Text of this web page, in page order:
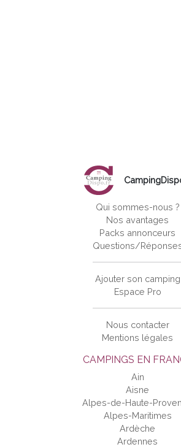
CAMPINGS EN
Ain
Aisne
Alpes-de-Haute-
Alpes-Maritimes
Ardèche
Ardennes
Qui sommes-nous ?
Nos avantages
Packs annonceurs
Questions/
Ajouter son camping
Espace Pro
Nous contacter
Mentions légales